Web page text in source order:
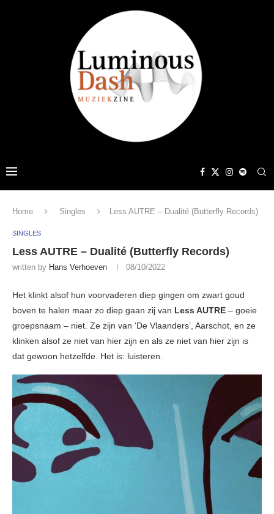
Home Singles Less AUTRE – Dualité (Butterfly Records)
SINGLES
Less AUTRE – Dualité (Butterfly Records)
written by Hans Verhoeven 08/10/2022
Het klinkt alsof hun voorvaderen diep gingen om zwart goud
boven te halen maar zo diep gaan zij van Less AUTRE – goeie
groepsnaam – niet. Ze zijn van ‘De Vlaanders’, Aarschot, en ze
klinken alsof ze niet van hier zijn en als ze niet van hier zijn is
dat gewoon hetzelfde. Het is: luisteren.